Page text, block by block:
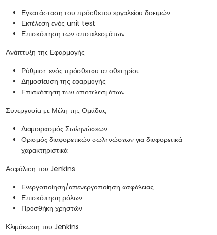
Εγκατάσταση του πρόσθετου εργαλείου δοκιμών
Εκτέλεση ενός unit test
Επισκόπηση των αποτελεσμάτων
Ανάπτυξη της Εφαρμογής
Ρύθμιση ενός πρόσθετου αποθετηρίου
Δημοσίευση της εφαρμογής
Επισκόπηση των αποτελεσμάτων
Συνεργασία με Μέλη της Ομάδας
Διαμοιρασμός Σωληνώσεων
Ορισμός διαφορετικών σωληνώσεων για διαφορετικά
χαρακτηριστικά
Ασφάλιση του Jenkins
Ενεργοποίηση/απενεργοποίηση ασφάλειας
Επισκόπηση ρόλων
Προσθήκη χρηστών
Κλιμάκωση του Jenkins